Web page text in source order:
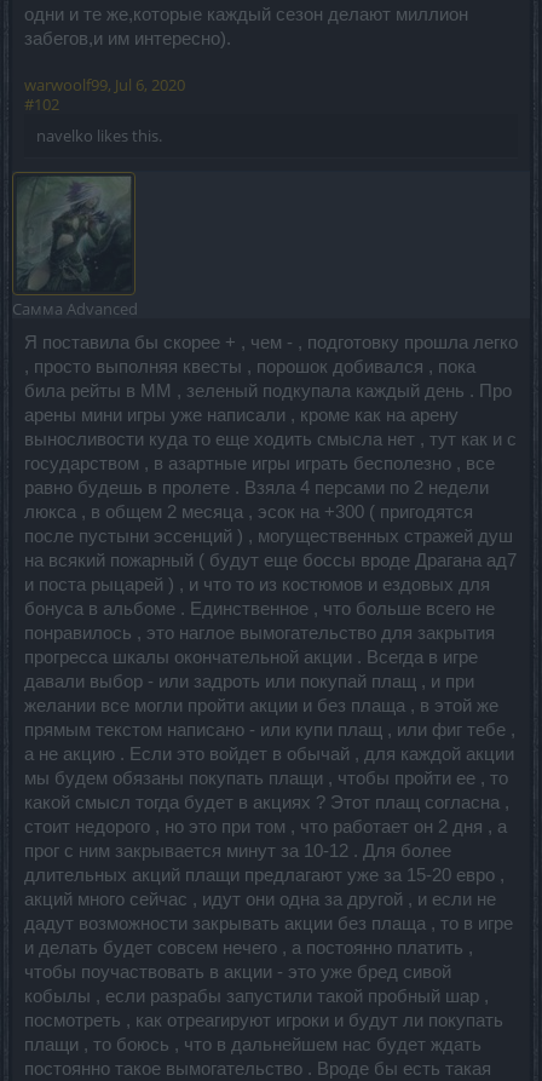
одни и те же,которые каждый сезон делают миллион
забегов,и им интересно).
warwoolf99, Jul 6, 2020
#102
navelko likes this.
Самма Advanced
Я поставила бы скорее + , чем - , подготовку прошла легко
, просто выполняя квесты , порошок добивался , пока
била рейты в ММ , зеленый подкупала каждый день . Про
арены мини игры уже написали , кроме как на арену
выносливости куда то еще ходить смысла нет , тут как и с
государством , в азартные игры играть бесполезно , все
равно будешь в пролете . Взяла 4 персами по 2 недели
люкса , в общем 2 месяца , эсок на +300 ( пригодятся
после пустыни эссенций ) , могущественных стражей душ
на всякий пожарный ( будут еще боссы вроде Драгана ад7
и поста рыцарей ) , и что то из костюмов и ездовых для
бонуса в альбоме . Единственное , что больше всего не
понравилось , это наглое вымогательство для закрытия
прогресса шкалы окончательной акции . Всегда в игре
давали выбор - или задроть или покупай плащ , и при
желании все могли пройти акции и без плаща , в этой же
прямым текстом написано - или купи плащ , или фиг тебе ,
а не акцию . Если это войдет в обычай , для каждой акции
мы будем обязаны покупать плащи , чтобы пройти ее , то
какой смысл тогда будет в акциях ? Этот плащ согласна ,
стоит недорого , но это при том , что работает он 2 дня , а
прог с ним закрывается минут за 10-12 . Для более
длительных акций плащи предлагают уже за 15-20 евро ,
акций много сейчас , идут они одна за другой , и если не
дадут возможности закрывать акции без плаща , то в игре
и делать будет совсем нечего , а постоянно платить ,
чтобы поучаствовать в акции - это уже бред сивой
кобылы , если разрабы запустили такой пробный шар ,
посмотреть , как отреагируют игроки и будут ли покупать
плащи , то боюсь , что в дальнейшем нас будет ждать
постоянно такое вымогательство . Вроде бы есть такая